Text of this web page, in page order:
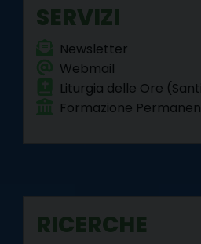
SERVIZI
Newsletter
Webmail
Liturgia delle Ore
Formazione
RICERCHE